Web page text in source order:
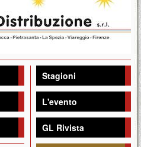
Stagioni
L'evento
GL Rivista